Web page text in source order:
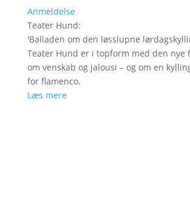
Anmeldelse
Teater Hund:
'Balladen om den løsslupne
Teater Hund er i topform med den nye
om venskab og jalousi – og om en
for flamenco.
Læs mere